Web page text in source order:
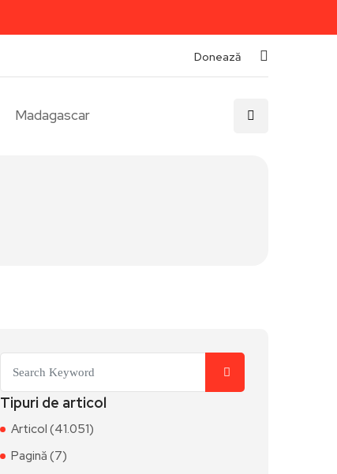
Donează
Madagascar
Tipuri de articol
Articol (41.051)
Pagină (7)